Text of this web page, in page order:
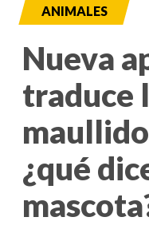
ANIMALES
Nueva
traduce
¿qué